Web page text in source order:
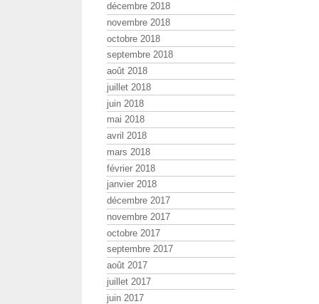
décembre 2018
novembre 2018
octobre 2018
septembre 2018
août 2018
juillet 2018
juin 2018
mai 2018
avril 2018
mars 2018
février 2018
janvier 2018
décembre 2017
novembre 2017
octobre 2017
septembre 2017
août 2017
juillet 2017
juin 2017